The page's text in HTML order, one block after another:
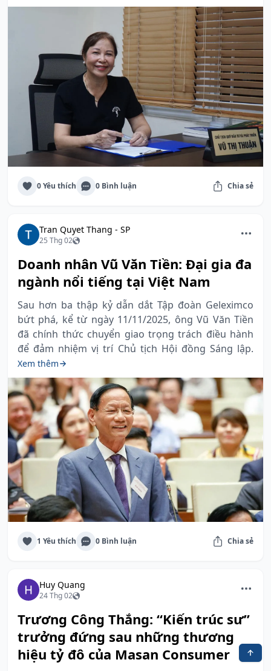
0 Yêu thích 0 Bình luận Chia sẻ
Tran Quyet Thang - SP
25 Thg 02
Doanh nhân Vũ Văn Tiền: Đại gia đa
ngành nổi tiếng tại Việt Nam
Sau hơn ba thập kỷ dẫn dắt Tập đoàn Geleximco
bứt phá, kể từ ngày 11/11/2025, ông Vũ Văn Tiền
đã chính thức chuyển giao trọng trách điều hành
để đảm nhiệm vị trí Chủ tịch Hội đồng Sáng lập.
Xem thêm
1 Yêu thích 0 Bình luận Chia sẻ
Huy Quang
24 Thg 02
Trương Công Thắng: “Kiến trúc sư”
trưởng đứng sau những thương
hiệu tỷ đô của Masan Consumer